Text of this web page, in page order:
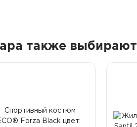
также выбирают